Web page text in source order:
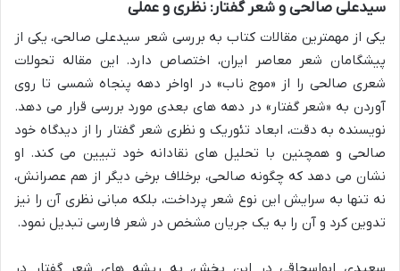
سیدعلی صالحی و شعر گفتار: نظری و عملی
یکی از مهمترین مقالات کتاب به بررسی شعر سیدعلی صالحی، یکی از
پیشگامان شعر معاصر ایران، اختصاص دارد. این مقاله تحولات
شعری صالحی را از «موج ناب» در اواخر دهه پنجاه شمسی تا روی
آوردن به «شعر گفتار» در دهه های بعدی مورد بررسی قرار می دهد.
نویسنده به دقت، ابعاد تئوریک و نظری شعر گفتار را از دیدگاه خود
صالحی و همچنین با تحلیل های نقادانه خود تبیین می کند. او
نشان می دهد که چگونه صالحی، برخلاف برخی دیگر از هم عصرانش،
نه تنها به سرایش این نوع شعر پرداخت، بلکه مبانی نظری آن را نیز
تدوین کرد و آن را به یک جریان مشخص در شعر فارسی تبدیل نمود.